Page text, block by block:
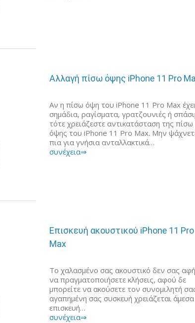
Αλλαγή πίσω όψης iPhone 11 Pro
Αν η πίσω όψη του iPhone 11 Pro Max
σημάδια, ραγίσματα, γρατζουνιές ή
τότε χρειάζεστε αντικατάσταση της πίσω
όψης του iPhone 11 Pro Max. Μην
πια για γνήσια ανταλλακτικά…
συνέχεια⇒
Επισκευή ακουστικού iPhone 11 Pro
Max
Το χαλασμένο σας ακουστικό δεν σας
να πραγματοποιήσετε κλήσεις, αφού δε
μπορείτε να ακούσετε τον συνομιλητή
αγαπημένη σας συσκευή χρειάζεται άμεσα
επισκευή…
συνέχεια⇒